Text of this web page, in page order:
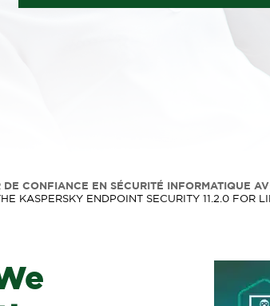
DE CONFIANCE EN SÉCURITÉ INFORMATIQUE
KASPERSKY ENDPOINT SECURITY 11.2.0 FOR